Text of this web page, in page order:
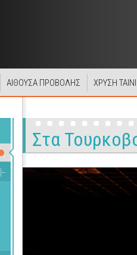
ΑΙΘΟΥΣΑ ΠΡΟΒΟΛΗΣ ΧΡΥΣΗ
Στα